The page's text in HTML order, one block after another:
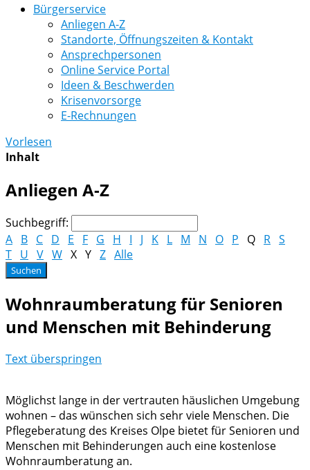
Bürgerservice
Anliegen A-Z
Standorte, Öffnungszeiten & Kontakt
Ansprechpersonen
Online Service Portal
Ideen & Beschwerden
Krisenvorsorge
E-Rechnungen
Vorlesen
Inhalt
Anliegen A-Z
Suchbegriff:
A B C D E F G H I J K L M N O P Q R S
T U V W X Y Z Alle
Wohnraumberatung für Senioren
und Menschen mit Behinderung
Text überspringen
Möglichst lange in der vertrauten häuslichen Umgebung
wohnen – das wünschen sich sehr viele Menschen. Die
Pflegeberatung des Kreises Olpe bietet für Senioren und
Menschen mit Behinderungen auch eine kostenlose
Wohnraumberatung an.